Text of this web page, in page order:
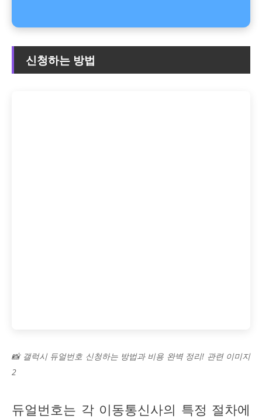
신청하는 방법
📸 갤럭시 듀얼번호 신청하는 방법과 비용 완벽 정리! 관련 이미지
2
듀얼번호는 각 이동통신사의 특정 절차에